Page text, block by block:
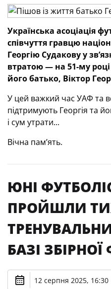
Українська асоціація
співчуття гравцю
Георгію Судакову у
втратою — на 51-му
його батько, Віктор
У цей важкий час УАФ та
підтримують Георгія та
і сум утрати...
Вічна пам’ять.
ЮНІ
ПРОЙШЛИ
БАЗІ ЗБІРНОЇ
12 серпня 2025, 16:30